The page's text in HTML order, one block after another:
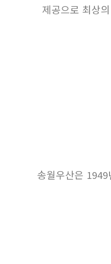
제공으로 최상
송월우산은